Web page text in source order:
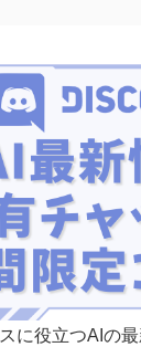
に役立つAIの